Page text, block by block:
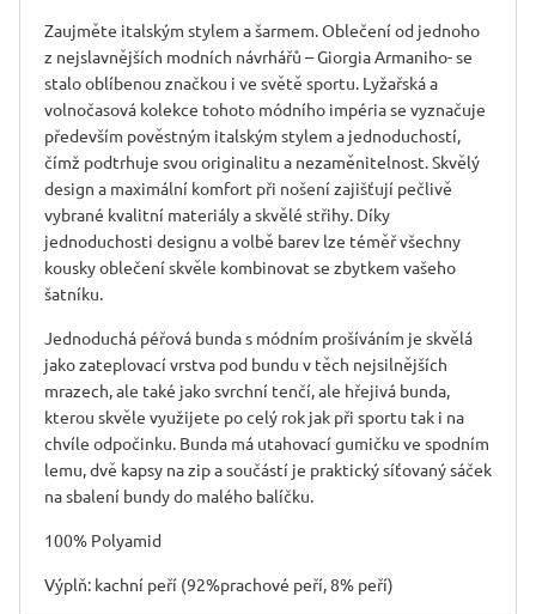
Zaujměte italským stylem a šarmem. Oblečení od jednoho
z nejslavnějších modních návrhářů – Giorgia Armaniho- se
stalo oblíbenou značkou i ve světě sportu. Lyžařská a
volnočasová kolekce tohoto módního impéria se vyznačuje
především pověstným italským stylem a jednoduchostí,
čímž podtrhuje svou originalitu a nezaměnitelnost. Skvělý
design a maximální komfort při nošení zajišťují pečlivě
vybrané kvalitní materiály a skvělé střihy. Díky
jednoduchosti designu a volbě barev lze téměř všechny
kousky oblečení skvěle kombinovat se zbytkem vašeho
šatníku.
Jednoduchá péřová bunda s módním prošíváním je skvělá
jako zateplovací vrstva pod bundu v těch nejsilnějších
mrazech, ale také jako svrchní tenčí, ale hřejivá bunda,
kterou skvěle využijete po celý rok jak při sportu tak i na
chvíle odpočinku. Bunda má utahovací gumičku ve spodním
lemu, dvě kapsy na zip a součástí je praktický síťovaný sáček
na sbalení bundy do malého balíčku.
100% Polyamid
Výplň: kachní peří (92%prachové peří, 8% peří)